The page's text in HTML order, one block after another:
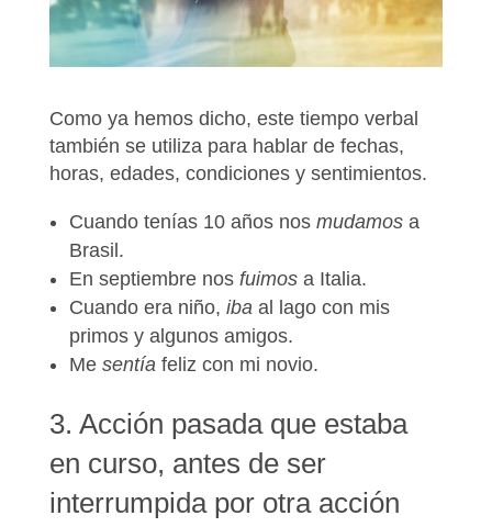
Como ya hemos dicho, este tiempo verbal
también se utiliza para hablar de fechas,
horas, edades, condiciones y sentimientos.
Cuando tenías 10 años nos mudamosa
Brasil.
En septiembre nos fuimosa Italia.
Cuando era niño, ibaal lago con mis
primos y algunos amigos.
Me sentíafeliz con mi novio.
3. Acción pasada que estaba
en curso, antes de ser
interrumpida por otra acción